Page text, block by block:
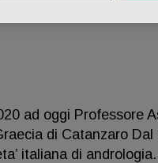
ad oggi Professore
di Catanzaro
italiana di